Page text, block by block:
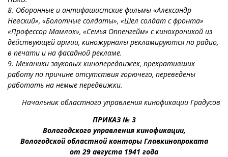
8. Оборонные и антифашистские фильмы «Александр
Невский», «Болотные солдаты», «Шел солдат с фронта»
«Профессор Мамлок», «Семья Оппенгейм» с кинохроникой из
действующей армии, киножурналы рекламируются по радио,
в печати и на фасадной рекламе.
9. Механики звуковых кинопередвижек, прекративших
работу по причине отсутствия горючего, переведены
работать на немые передвижки.
Начальник областного управления кинофикации Градусов
ПРИКАЗ № 3
Вологодского управления кинофикации,
Вологодской областной конторы Главкинопроката
от 29 августа 1941 года